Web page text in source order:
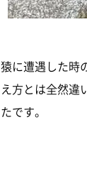
猿に遭遇した時
え方とは全然違
たです。